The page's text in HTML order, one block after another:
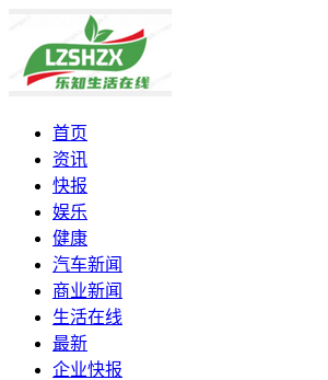
首页
资讯
快报
娱乐
健康
汽车新闻
商业新闻
生活在线
最新
企业快报